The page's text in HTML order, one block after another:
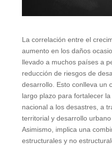
La correlación entre el
aumento en los daños
llevado a muchos países a
reducción de riesgos de
desarrollo. Esto conlleva un
largo plazo para fortalecer
nacional a los desastres, a
territorial y desarrollo
Asimismo, implica una
estructurales y no